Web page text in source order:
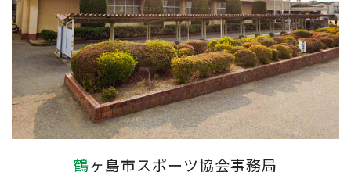
鶴ヶ島市スポーツ協会事務局